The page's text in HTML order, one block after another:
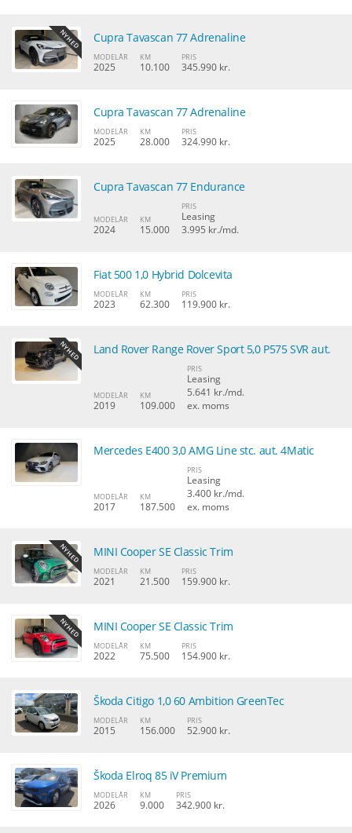
Cupra Tavascan 77 Adrenaline
MODELÅR
2025
KM
10.100
PRIS
345.990 kr.
Cupra Tavascan 77 Adrenaline
MODELÅR
2025
KM
28.000
PRIS
324.990 kr.
Cupra Tavascan 77 Endurance
MODELÅR
2024
KM
15.000
PRIS
Leasing
3.995 kr./md.
Fiat 500 1,0 Hybrid Dolcevita
MODELÅR
2023
KM
62.300
PRIS
119.900 kr.
Land Rover Range Rover Sport 5,0 P575 SVR aut.
MODELÅR
2019
KM
109.000
PRIS
Leasing
5.641 kr./md.
ex. moms
Mercedes E400 3,0 AMG Line stc. aut. 4Matic
MODELÅR
2017
KM
187.500
PRIS
Leasing
3.400 kr./md.
ex. moms
MINI Cooper SE Classic Trim
MODELÅR
2021
KM
21.500
PRIS
159.900 kr.
MINI Cooper SE Classic Trim
MODELÅR
2022
KM
75.500
PRIS
154.900 kr.
Škoda Citigo 1,0 60 Ambition GreenTec
MODELÅR
2015
KM
156.000
PRIS
52.900 kr.
Škoda Elroq 85 iV Premium
MODELÅR
2026
KM
9.000
PRIS
342.900 kr.